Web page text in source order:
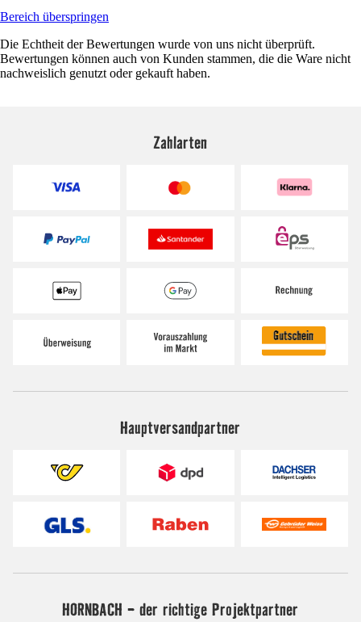
Bereich überspringen
Die Echtheit der Bewertungen wurde von uns nicht überprüft.
Bewertungen können auch von Kunden stammen, die die Ware nicht
nachweislich genutzt oder gekauft haben.
Zahlarten
Hauptversandpartner
HORNBACH - der richtige Projektpartner